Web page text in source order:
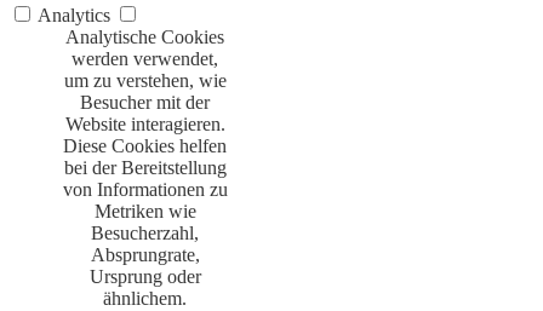
Analytics
Analytische Cookies
werden verwendet,
um zu verstehen, wie
Besucher mit der
Website interagieren.
Diese Cookies helfen
bei der Bereitstellung
von Informationen zu
Metriken wie
Besucherzahl,
Absprungrate,
Ursprung oder
ähnlichem.